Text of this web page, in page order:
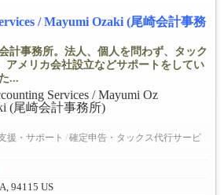
/ Mayumi Ozaki (尾崎会計事務
計事務所。法人、個人を問わず、タック
アメリカ会社設立などサポートをしてい
...
援・サポート /確定申告・タックス代行サービ
94115 US